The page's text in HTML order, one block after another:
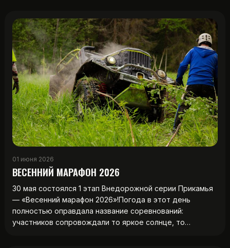
01 июня 2026
ВЕСЕННИЙ МАРАФОН 2026
30 мая состоялся 1 этап Внедорожной серии Прикамья
— «Весенний марафон 2026»!Погода в этот день
полностью оправдала название соревнований:
участников сопровождали то яркое солнце, то…